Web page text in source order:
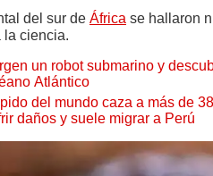
del sur de África se hallaron
la ciencia.
un robot submarino y
Atlántico
del mundo caza a más de
daños y suele migrar a Perú